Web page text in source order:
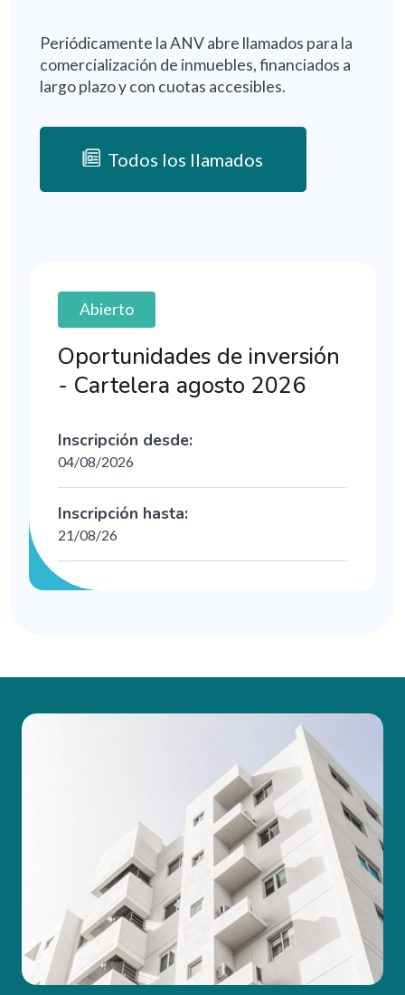
Periódicamente la ANV abre llamados para la
comercialización de inmuebles, financiados a
largo plazo y con cuotas accesibles.
Todos los llamados
Abierto
Oportunidades de inversión
- Cartelera agosto 2026
Inscripción desde:
04/08/2026
Inscripción hasta:
21/08/26